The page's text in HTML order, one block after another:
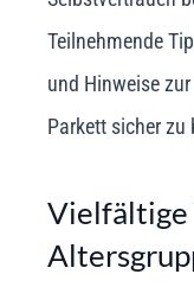
Teilnehmende
und Hinweise
Parkett sicher zu
Vielfältige